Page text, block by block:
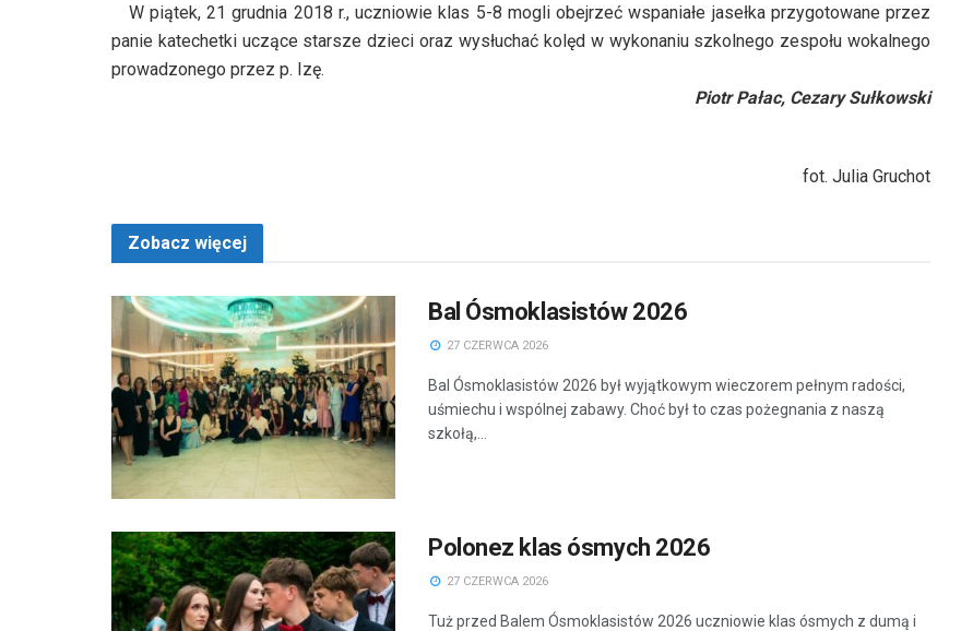
W piątek, 21 grudnia 2018 r., uczniowie klas 5-8 mogli obejrzeć wspaniałe jasełka przygotowane przez
panie katechetki uczące starsze dzieci oraz wysłuchać kolęd w wykonaniu szkolnego zespołu wokalnego
prowadzonego przez p. Izę.
Piotr Pałac, Cezary Sułkowski
fot. Julia Gruchot
Zobacz więcej
Bal Ósmoklasistów 2026
27 CZERWCA 2026
Bal Ósmoklasistów 2026 był wyjątkowym wieczorem pełnym radości,
uśmiechu i wspólnej zabawy. Choć był to czas pożegnania z naszą
szkołą,...
Polonez klas ósmych 2026
27 CZERWCA 2026
Tuż przed Balem Ósmoklasistów 2026 uczniowie klas ósmych z dumą i